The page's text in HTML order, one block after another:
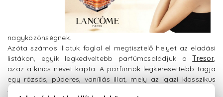
nagyközönségnek.
Azóta számos illatuk foglal el megtisztelő helyet az eladási
listákon, egyik legkedveltebb parfümcsaládjuk aTresor,
azaz a kincs nevet kapta. A parfümök legkeresettebb tagja
egy rózsás, púderes, vaníliás illat, mely az igazi klasszikus
szépség és pompa megtestesítése.